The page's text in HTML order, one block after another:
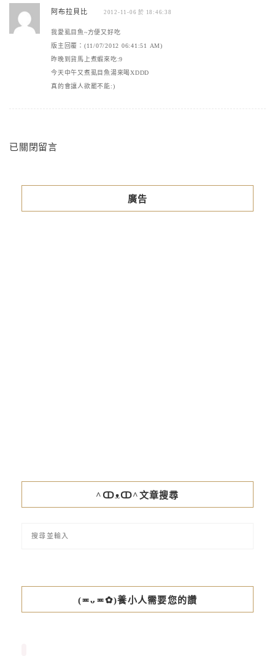
阿布拉貝比 2012-11-06 於 18:46:38
我愛虱目魚~方便又好吃
版主回覆：(11/07/2012 06:41:51 AM)
昨晚到貨馬上煮蝦來吃:9
今天中午又煮虱目魚湯來喝XDDD
真的會讓人欲罷不能:)
已關閉留言
廣告
^ↀᴥↀ^文章搜尋
(≖ᴗ≖✿)養小人需要您的讚